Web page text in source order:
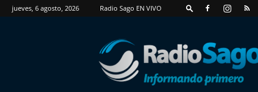
jueves, 6 agosto, 2026 Radio Sago EN VIVO
RadioSago